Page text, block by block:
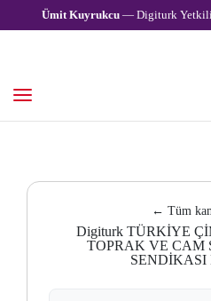
Ümit Kuyrukcu— Digiturk Yetkili
← Tüm
Digiturk TÜRKİYE
TOPRAK VE CAM
SENDİKASI